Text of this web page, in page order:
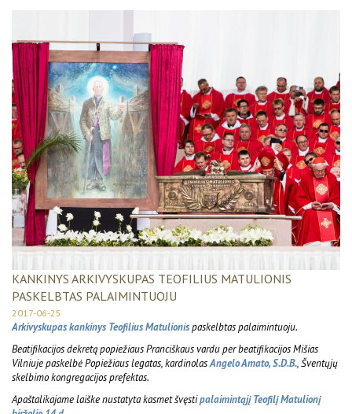
KANKINYS ARKIVYSKUPAS TEOFILIUS MATULIONIS
PASKELBTAS PALAIMINTUOJU
2017-06-25
Arkivyskupas kankinys Teofilius Matulionispaskelbtas palaimintuoju.
Beatifikacijos dekretą popiežiaus Pranciškaus vardu per beatifikacijos Mišias
Vilniuje paskelbė Popiežiaus legatas, kardinolasAngelo Amato, S.D.B., Šventųjų
skelbimo kongregacijos prefektas.
Apaštalikajame laiške nustatyta kasmet švęstipalaimintąjį Teofilį Matulionį